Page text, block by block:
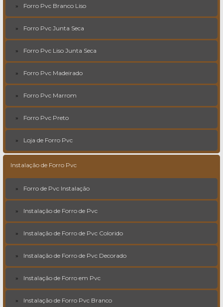
Forro Pvc Branco Liso
Forro Pvc Junta Seca
Forro Pvc Liso Junta Seca
Forro Pvc Madeirado
Forro Pvc Marrom
Forro Pvc Preto
Loja de Forro Pvc
Instalação de Forro Pvc
Forro de Pvc Instalação
Instalação de Forro de Pvc
Instalação de Forro de Pvc Colorido
Instalação de Forro de Pvc Decorado
Instalação de Forro em Pvc
Instalação de Forro Pvc Branco